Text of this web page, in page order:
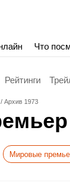
Что
Рейтинги
Архив 1973
Мировые